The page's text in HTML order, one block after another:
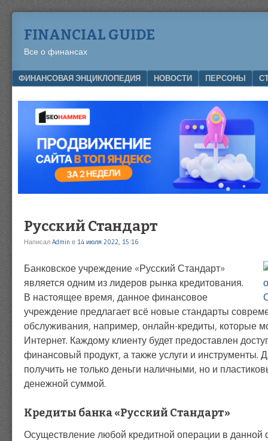
FINANCIAL GUIDE
Все о финансах
Menu
SKIP TO CONTENT
ФИНАНСОВАЯ ЭНЦИКЛОПЕДИЯ НОВОСТИ ПЕРСОНЫ
Русский Стандарт
Написал Admin в 14 июля 2022, 15:16
Банковское учреждение «Русский Стандарт»
является одним из лидеров рынка кредитования.
В настоящее время, данное финансовое
учреждение предлагает всё новые стандарты
обслуживания, например, онлайн-кредиты, которые
Интернет. Каждому клиенту будет предоставлен
финансовый продукт, а также услуги и инструменты.
получить не только деньги наличными, но и
денежной суммой.
Кредиты банка «Русский Стандарт»
Осуществление любой кредитной операции в данной